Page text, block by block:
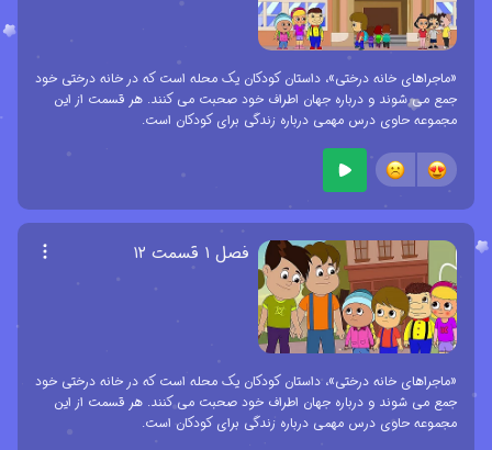
«ماجراهای خانه درختی»، داستان کودکان یک محله است که در خانه درختی خود
جمع می شوند و درباره جهان اطراف خود صحبت می کنند. هر قسمت از این
مجموعه حاوی درس مهمی درباره زندگی برای کودکان است.
فصل ۱ قسمت ۱۲
«ماجراهای خانه درختی»، داستان کودکان یک محله است که در خانه درختی خود
جمع می شوند و درباره جهان اطراف خود صحبت می کنند. هر قسمت از این
مجموعه حاوی درس مهمی درباره زندگی برای کودکان است.